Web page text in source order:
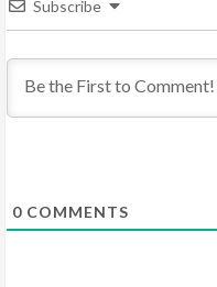
d
i
n
Subscribe
0 COMMENTS